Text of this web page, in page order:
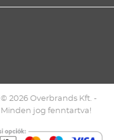
© 2026 Overbrands Kft. -
Minden jog fenntartva!